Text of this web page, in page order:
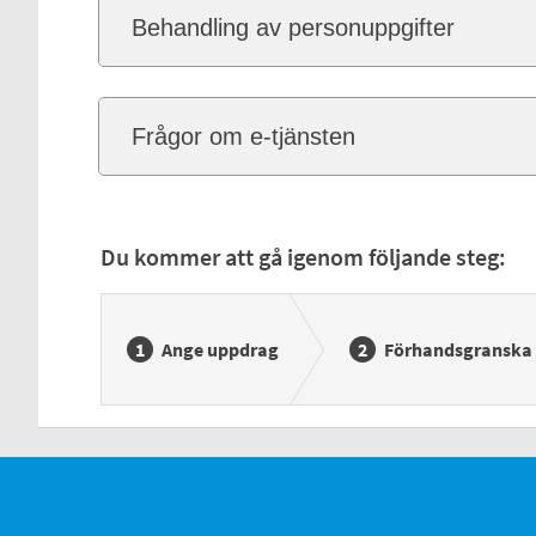
Behandling av personuppgifter
Frågor om e-tjänsten
Du kommer att gå igenom följande steg:
Ange uppdrag Förhandsgranska